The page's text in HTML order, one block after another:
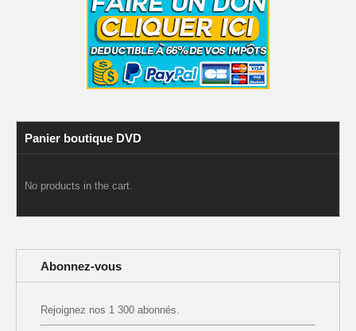
Panier boutique DVD
No products in the cart.
Abonnez-vous
Rejoignez nos 1 300 abonnés.